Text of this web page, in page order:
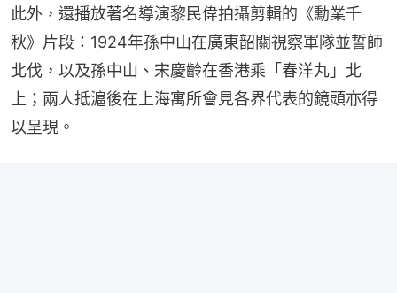
此外，還播放著名導演黎民偉拍攝剪輯的《勳業千
秋》片段：1924年孫中山在廣東韶關視察軍隊並誓師
北伐，以及孫中山、宋慶齡在香港乘「春洋丸」北
上；兩人抵滬後在上海寓所會見各界代表的鏡頭亦得
以呈現。